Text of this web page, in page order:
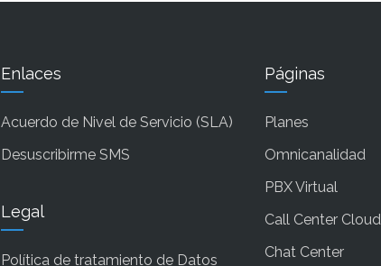
Enlaces
Acuerdo de Nivel de Servicio (SLA)
Desuscribirme SMS
Legal
Política de tratamiento de Datos
Páginas
Planes
Omnicanalidad
PBX Virtual
Call Center Cloud
Chat Center